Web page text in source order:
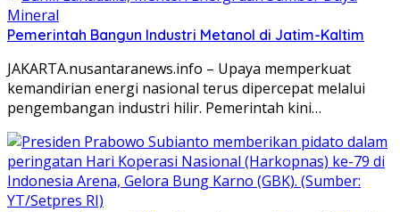
Pemerintah Bangun Industri Metanol di Jatim-Kaltim
JAKARTA.nusantaranews.info – Upaya memperkuat
kemandirian energi nasional terus dipercepat melalui
pengembangan industri hilir. Pemerintah kini…